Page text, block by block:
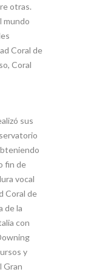
otras.
mundo
Coral de
Coral
sus
fin de
vocal
Coral de
de la
con
y
Gran